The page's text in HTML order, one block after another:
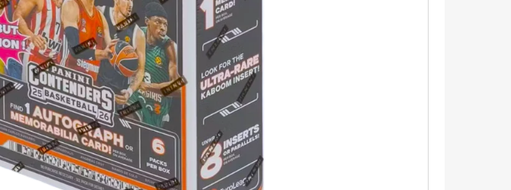
POKÉMON TCG: ME05 - PITCH BLACK
BOOSTER BUNDLE
990 Kč